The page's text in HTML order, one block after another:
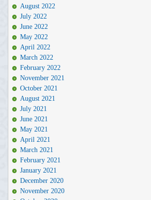
August 2022
July 2022
June 2022
May 2022
April 2022
March 2022
February 2022
November 2021
October 2021
August 2021
July 2021
June 2021
May 2021
April 2021
March 2021
February 2021
January 2021
December 2020
November 2020